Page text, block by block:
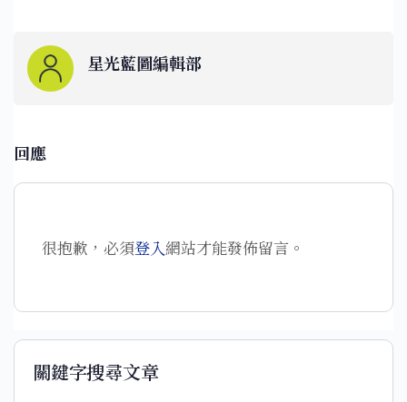
星光藍圖編輯部
回應
很抱歉，必須登入網站才能發佈留言。
關鍵字搜尋文章